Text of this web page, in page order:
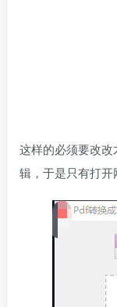
这样的必须要改
辑，于是只有打